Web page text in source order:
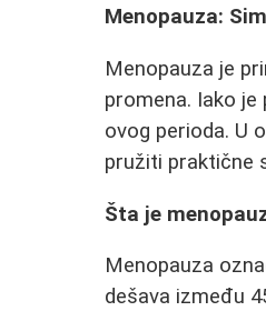
Menopauza:
Menopauza je
promena. Iako
ovog perioda. U
pružiti praktične
Šta je
Menopauza
dešava između